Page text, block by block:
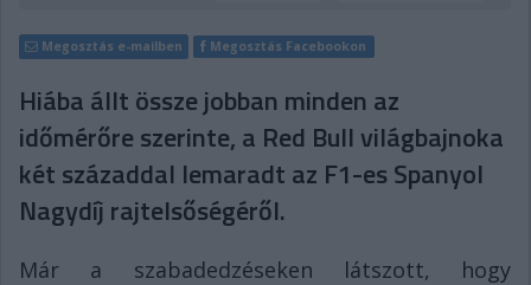
Megosztás e-mailben Megosztás Facebookon
Hiába állt össze jobban minden az
időmérőre szerinte, a Red Bull világbajnoka
két századdal lemaradt az F1-es Spanyol
Nagydíj rajtelsőségéről.
Már a szabadedzéseken látszott, hogy